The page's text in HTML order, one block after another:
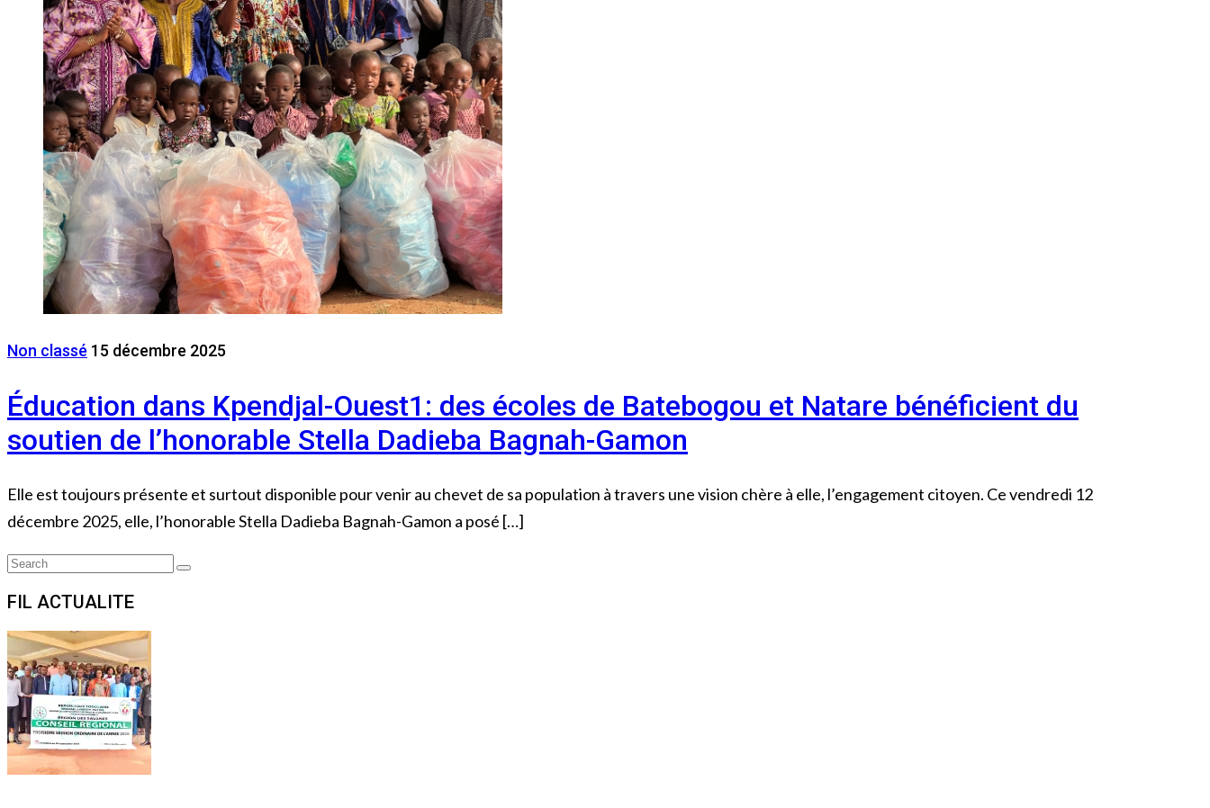
Non classé 15 décembre 2025
Éducation dans Kpendjal-Ouest1: des écoles de Batebogou et Natare bénéficient du
soutien de l’honorable Stella Dadieba Bagnah-Gamon
Elle est toujours présente et surtout disponible pour venir au chevet de sa population à travers une vision chère à elle, l’engagement citoyen. Ce vendredi 12
décembre 2025, elle, l’honorable Stella Dadieba Bagnah-Gamon a posé […]
Search
Search
FIL ACTUALITE